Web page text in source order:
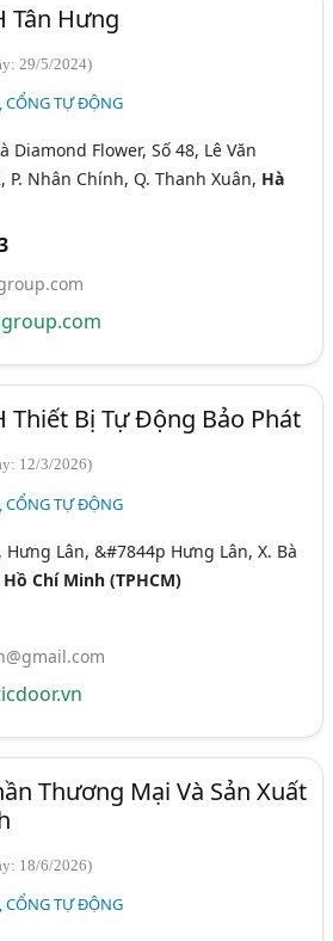
Tân Hưng
29/5/2024)
CỔNG TỰ ĐỘNG
Diamond Flower, Số 48, Lê Văn
Nhân Chính, Q. Thanh Xuân, Hà
Thiết Bị Tự Động Bảo Phát
12/3/2026)
CỔNG TỰ ĐỘNG
Lân, &#7844p Hưng Lân, X. Bà
Hồ Chí Minh (TPHCM)
Thương Mại Và Sản Xuất
18/6/2026)
CỔNG TỰ ĐỘNG